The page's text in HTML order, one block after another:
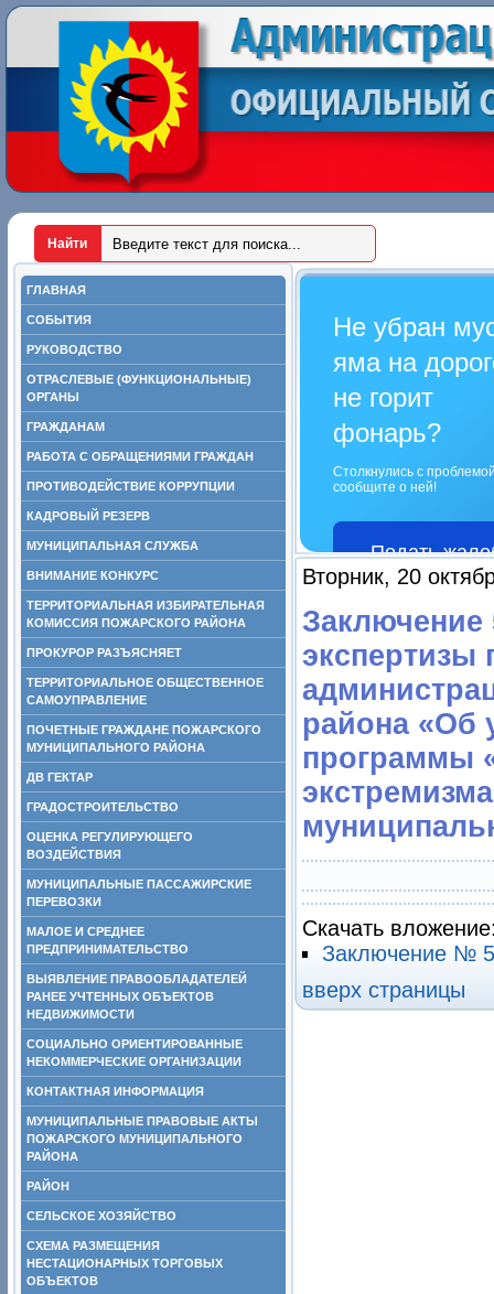
ГЛАВНАЯ
СОБЫТИЯ
РУКОВОДСТВО
ОТРАСЛЕВЫЕ (ФУНКЦИОНАЛЬНЫЕ)
ОРГАНЫ
ГРАЖДАНАМ
РАБОТА С ОБРАЩЕНИЯМИ ГРАЖДАН
ПРОТИВОДЕЙСТВИЕ КОРРУПЦИИ
КАДРОВЫЙ РЕЗЕРВ
МУНИЦИПАЛЬНАЯ СЛУЖБА
ВНИМАНИЕ КОНКУРС
ТЕРРИТОРИАЛЬНАЯ ИЗБИРАТЕЛЬНАЯ
КОМИССИЯ ПОЖАРСКОГО РАЙОНА
ПРОКУРОР РАЗЪЯСНЯЕТ
ТЕРРИТОРИАЛЬНОЕ ОБЩЕСТВЕННОЕ
САМОУПРАВЛЕНИЕ
ПОЧЕТНЫЕ ГРАЖДАНЕ ПОЖАРСКОГО
МУНИЦИПАЛЬНОГО РАЙОНА
ДВ ГЕКТАР
ГРАДОСТРОИТЕЛЬСТВО
ОЦЕНКА РЕГУЛИРУЮЩЕГО
ВОЗДЕЙСТВИЯ
МУНИЦИПАЛЬНЫЕ ПАССАЖИРСКИЕ
ПЕРЕВОЗКИ
МАЛОЕ И СРЕДНЕЕ
ПРЕДПРИНИМАТЕЛЬСТВО
ВЫЯВЛЕНИЕ ПРАВООБЛАДАТЕЛЕЙ
РАНЕЕ УЧТЕННЫХ ОБЪЕКТОВ
НЕДВИЖИМОСТИ
СОЦИАЛЬНО ОРИЕНТИРОВАННЫЕ
НЕКОММЕРЧЕСКИЕ ОРГАНИЗАЦИИ
КОНТАКТНАЯ ИНФОРМАЦИЯ
МУНИЦИПАЛЬНЫЕ ПРАВОВЫЕ АКТЫ
ПОЖАРСКОГО МУНИЦИПАЛЬНОГО
РАЙОНА
РАЙОН
СЕЛЬСКОЕ ХОЗЯЙСТВО
СХЕМА РАЗМЕЩЕНИЯ
НЕСТАЦИОНАРНЫХ ТОРГОВЫХ
ОБЪЕКТОВ
Не убран
яма на
не горит
фонарь?
Столкнулись с
сообщите о ней!
Подать
Вторник, 20
Заключение
экспертизы
района «Об
программы
Скачать
Заключение №
вверх страницы